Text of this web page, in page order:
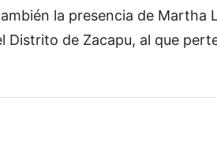
la presencia de Martha
Distrito de Zacapu, al que